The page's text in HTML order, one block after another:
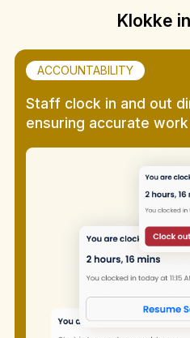
Klokke
ACCOUNTABILITY
Staff clock in and out
ensuring accurate